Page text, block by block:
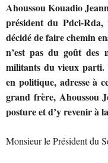
Ahoussou Kouadio
président du Pdci-
décidé de faire chemin
n’est pas du goût des
militants du vieux
en politique, adresse à
grand frère, Ahoussou
posture et d’y revenir à
Monsieur le Président du